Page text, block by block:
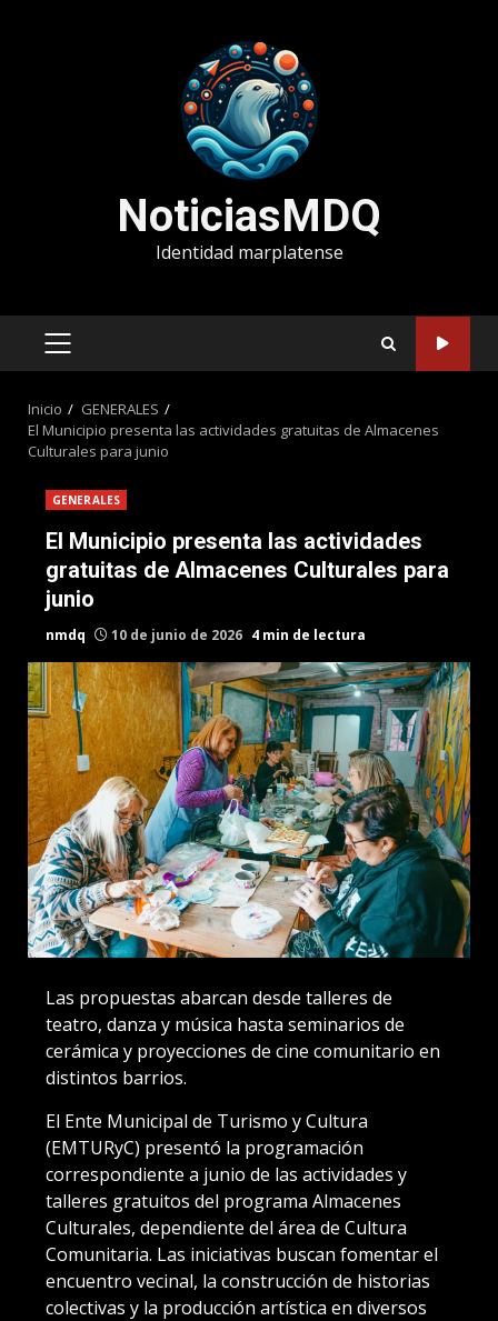
NoticiasMDQ
Identidad marplatense
MENÚ
Inicio
GENERALES
El Municipio presenta las actividades gratuitas de Almacenes
Culturales para junio
GENERALES
El Municipio presenta las actividades
gratuitas de Almacenes Culturales para
junio
nmdq 10 de junio de 2026 4 min de lectura
Las propuestas abarcan desde talleres de
teatro, danza y música hasta seminarios de
cerámica y proyecciones de cine comunitario en
distintos barrios.
El Ente Municipal de Turismo y Cultura
(EMTURyC) presentó la programación
correspondiente a junio de las actividades y
talleres gratuitos del programa Almacenes
Culturales, dependiente del área de Cultura
Comunitaria. Las iniciativas buscan fomentar el
encuentro vecinal, la construcción de historias
colectivas y la producción artística en diversos